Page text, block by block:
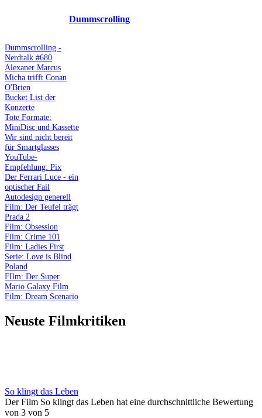
Dummscrolling
Dummscrolling -
Nerdtalk #680
Alexaner Marcus
Micha trifft Conan
O'Brien
Bucket List der
Konzerte
Tote Formate:
MiniDisc und Kassette
Wir sind nicht bereit
für Smartglasses
YouTube-
Empfehlung: Pix
Der Ferrari Luce - ein
optischer Fail
Autodesign generell
Film: Der Teufel trägt
Prada 2
Film: Obsession
Film: Crime 101
Film: Ladies First
Serie: Love is Blind
Poland
FIlm: Der Super
Mario Galaxy Film
Film: Dream Scenario
Neuste Filmkritiken
So klingt das Leben
Der Film So klingt das Leben hat eine durchschnittliche Bewertung
von 3 von 5